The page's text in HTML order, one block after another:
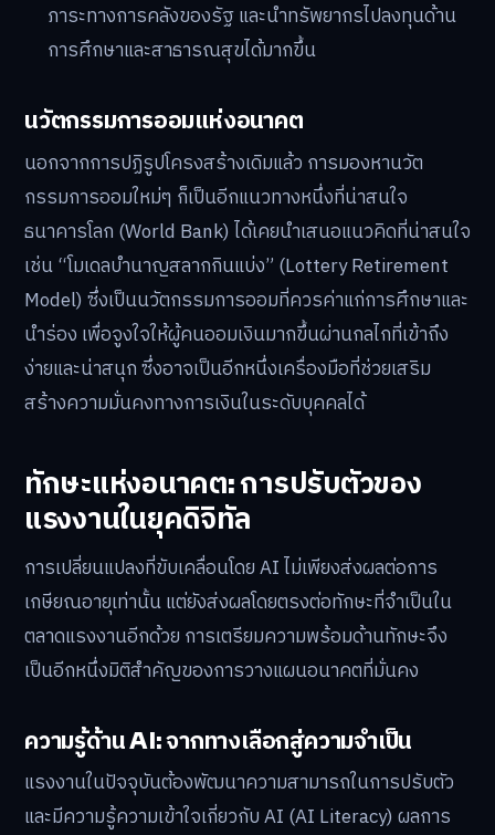
ภาระทางการคลังของรัฐ และนำทรัพยากรไปลงทุนด้าน
การศึกษาและสาธารณสุขได้มากขึ้น
นวัตกรรมการออมแห่งอนาคต
นอกจากการปฏิรูปโครงสร้างเดิมแล้ว การมองหานวัต
กรรมการออมใหม่ๆ ก็เป็นอีกแนวทางหนึ่งที่น่าสนใจ
ธนาคารโลก (World Bank) ได้เคยนำเสนอแนวคิดที่น่าสนใจ
เช่น “โมเดลบำนาญสลากกินแบ่ง” (Lottery Retirement
Model) ซึ่งเป็นนวัตกรรมการออมที่ควรค่าแก่การศึกษาและ
นำร่อง เพื่อจูงใจให้ผู้คนออมเงินมากขึ้นผ่านกลไกที่เข้าถึง
ง่ายและน่าสนุก ซึ่งอาจเป็นอีกหนึ่งเครื่องมือที่ช่วยเสริม
สร้างความมั่นคงทางการเงินในระดับบุคคลได้
ทักษะแห่งอนาคต: การปรับตัวของ
แรงงานในยุคดิจิทัล
การเปลี่ยนแปลงที่ขับเคลื่อนโดย AI ไม่เพียงส่งผลต่อการ
เกษียณอายุเท่านั้น แต่ยังส่งผลโดยตรงต่อทักษะที่จำเป็นใน
ตลาดแรงงานอีกด้วย การเตรียมความพร้อมด้านทักษะจึง
เป็นอีกหนึ่งมิติสำคัญของการวางแผนอนาคตที่มั่นคง
ความรู้ด้าน AI: จากทางเลือกสู่ความจำเป็น
แรงงานในปัจจุบันต้องพัฒนาความสามารถในการปรับตัว
และมีความรู้ความเข้าใจเกี่ยวกับ AI (AI Literacy) ผลการ